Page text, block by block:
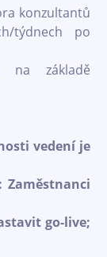
konzultantů
týdnech po
na základě
vedení je
Zaměstnanci
go-live;